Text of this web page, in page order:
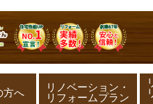
方へ
リノベーション・
リフォームプラン